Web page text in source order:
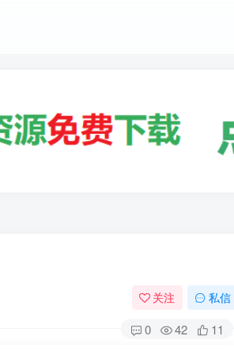
关注 私信
0 42 11